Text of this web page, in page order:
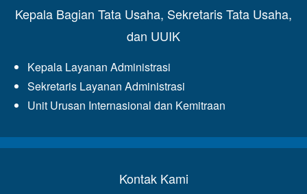
Kepala Bagian Tata Usaha, Sekretaris Tata Usaha,
dan UUIK
Kepala Layanan Administrasi
Sekretaris Layanan Administrasi
Unit Urusan Internasional dan Kemitraan
Kontak Kami